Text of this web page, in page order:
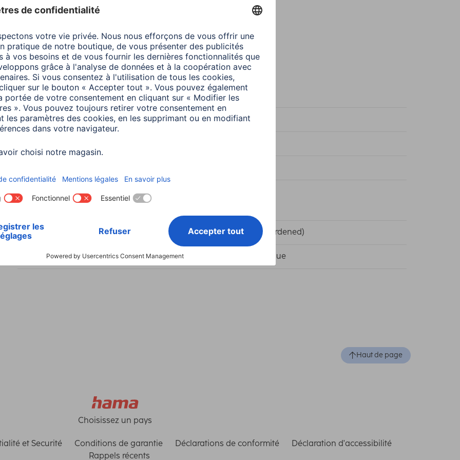
Couleur Transparent
Couleurs disponibles Transparent
Matière Safety Glass (Hardened)
Appareil spécifique
Haut de page
Choisissez un pays
et Securité Conditions de garantie Déclarations de conformité
Déclaration d'accessibilité
Rappels récents